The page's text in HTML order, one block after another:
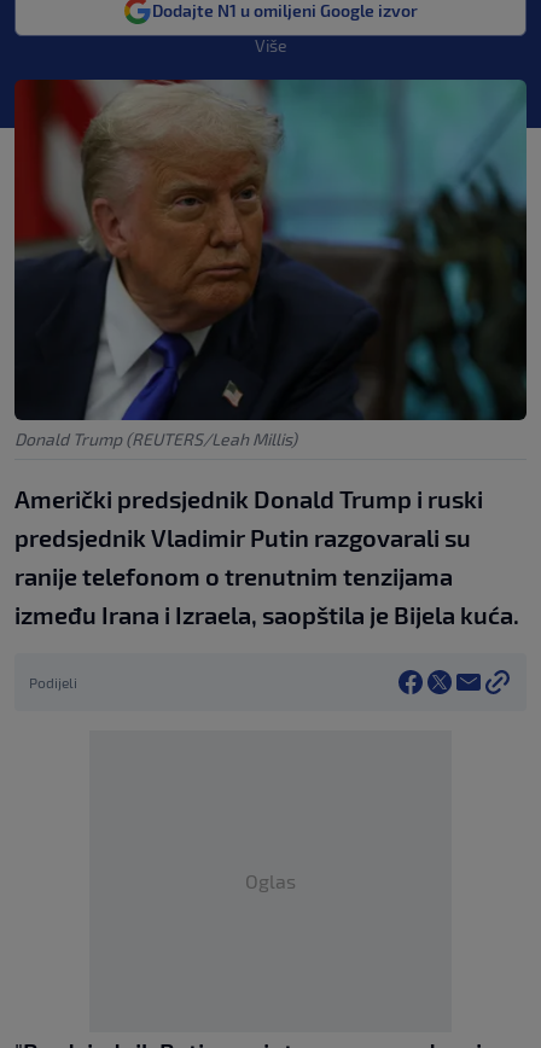
Dodajte N1 u omiljeni Google izvor
Više
Donald Trump (REUTERS/Leah Millis)
Američki predsjednik Donald Trump i ruski
predsjednik Vladimir Putin razgovarali su
ranije telefonom o trenutnim tenzijama
između Irana i Izraela, saopštila je Bijela kuća.
Podijeli
Oglas